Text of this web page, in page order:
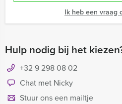
Ik heb een vraag
Hulp nodig bij het
+32 9 298 08 02
Chat met Nicky
Stuur ons een mailtje